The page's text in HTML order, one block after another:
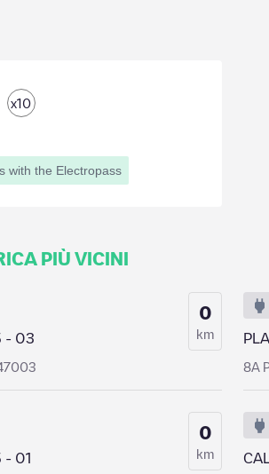
x10
with the Electropass
PIÙ VICINI
- 03
0
km
8A
- 01
0
km